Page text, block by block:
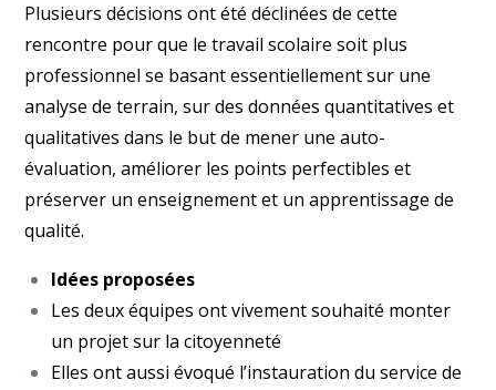
Plusieurs décisions ont été déclinées de cette
rencontre pour que le travail scolaire soit plus
professionnel se basant essentiellement sur une
analyse de terrain, sur des données quantitatives et
qualitatives dans le but de mener une auto-
évaluation, améliorer les points perfectibles et
préserver un enseignement et un apprentissage de
qualité.
Idées proposées
Les deux équipes ont vivement souhaité monter
un projet sur la citoyenneté
Elles ont aussi évoqué l’instauration du service de